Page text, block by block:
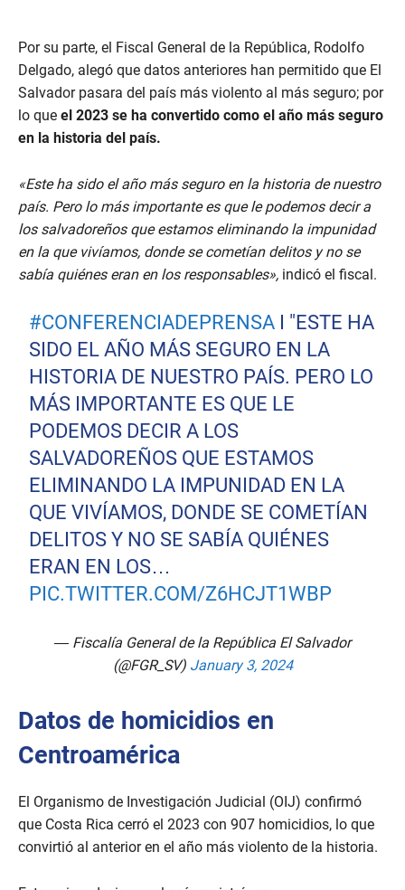
s
e
c
o
n
d
s
Por su parte, el Fiscal General de la República, Rodolfo
Delgado, alegó que datos anteriores han permitido que El
Salvador pasara del país más violento al más seguro; por
lo que el 2023 se ha convertido como el año más seguro
en la historia del país.
«Este ha sido el año más seguro en la historia de nuestro
país. Pero lo más importante es que le podemos decir a
los salvadoreños que estamos eliminando la impunidad
en la que vivíamos, donde se cometían delitos y no se
sabía quiénes eran en los responsables», indicó el fiscal.
#CONFERENCIADEPRENSA I "ESTE HA
SIDO EL AÑO MÁS SEGURO EN LA
HISTORIA DE NUESTRO PAÍS. PERO LO
MÁS IMPORTANTE ES QUE LE
PODEMOS DECIR A LOS
SALVADOREÑOS QUE ESTAMOS
ELIMINANDO LA IMPUNIDAD EN LA
QUE VIVÍAMOS, DONDE SE COMETÍAN
DELITOS Y NO SE SABÍA QUIÉNES
ERAN EN LOS…
PIC.TWITTER.COM/Z6HCJT1WBP
— Fiscalía General de la República El Salvador
(@FGR_SV) January 3, 2024
Datos de homicidios en
Centroamérica
El Organismo de Investigación Judicial (OIJ) confirmó
que Costa Rica cerró el 2023 con 907 homicidios, lo que
convirtió al anterior en el año más violento de la historia.